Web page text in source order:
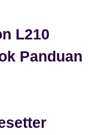
L210
Panduan